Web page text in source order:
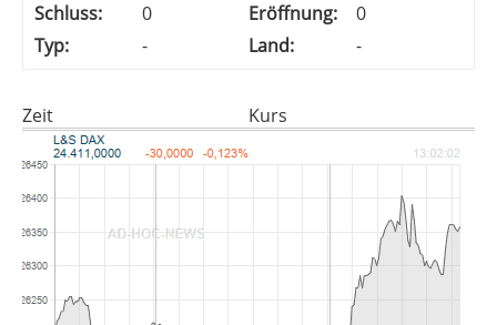
Schluss:
0 Eröffnung:
0
Typ:
- Land: -
Zeit Kurs